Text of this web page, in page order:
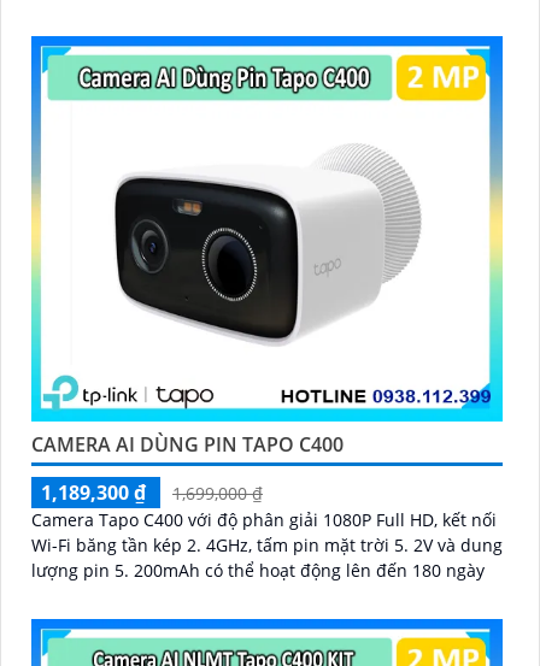
CAMERA AI DÙNG PIN TAPO C400
1,189,300 ₫
1,699,000 ₫
Camera Tapo C400 với độ phân giải 1080P Full HD, kết nối
Wi-Fi băng tần kép 2. 4GHz, tấm pin mặt trời 5. 2V và dung
lượng pin 5. 200mAh có thể hoạt động lên đến 180 ngày